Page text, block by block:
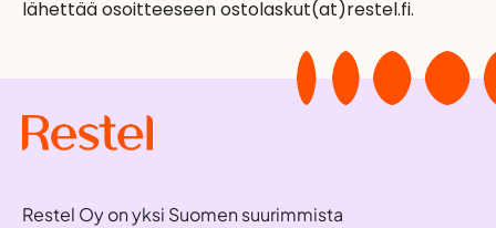
lähettää osoitteeseen ostolaskut(at)restel.fi.
Restel Oy on yksi Suomen suurimmista